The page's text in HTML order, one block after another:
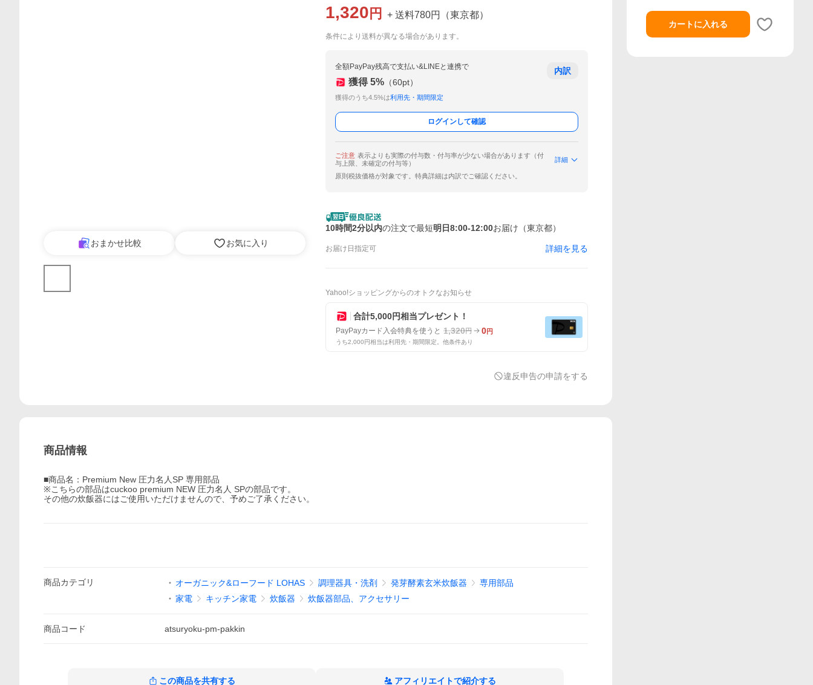
おまかせ比較 お気に入り
1,320 円 + 送料780円 （東京都）
条件により送料が異なる場合があります。
全額PayPay残高で支払い&LINEと連携で
獲得 5% （60pt）
獲得のうち4.5%は利用先・期間限定
内訳
ログインして確認
ご注意 表示よりも実際の付与数・付与率が少ない場合があります（付
与上限、未確定の付与等）
詳細
原則税抜価格が対象です。特典詳細は内訳でご確認ください。
10時間2分以内の注文で最短明日8:00-12:00お届け（東京都）
お届け日指定可 詳細を見る
Yahoo!ショッピングからのオトクなお知らせ
合計5,000円相当プレゼント！
PayPayカード入会特典を使うと 1,320円 0円
うち2,000円相当は利用先・期間限定。他条件あり
違反申告の申請をする
商品情報
■商品名：Premium New 圧力名人SP 専用部品
※こちらの部品はcuckoo premium NEW 圧力名人 SPの部品です。
その他の炊飯器にはご使用いただけませんので、予めご了承ください。
商品カテゴリ オーガニック&ローフード LOHAS 調理器具・洗剤 発芽酵素玄米炊飯器
専用部品
家電
キッチン家電 炊飯器 炊飯器部品、アクセサリー
商品コード atsuryoku-pm-pakkin
この商品を共有する アフィリエイトで紹介する
カートに入れる